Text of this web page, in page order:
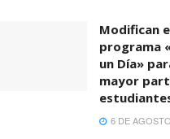
Modifican
programa
un Día»
mayor
6 DE